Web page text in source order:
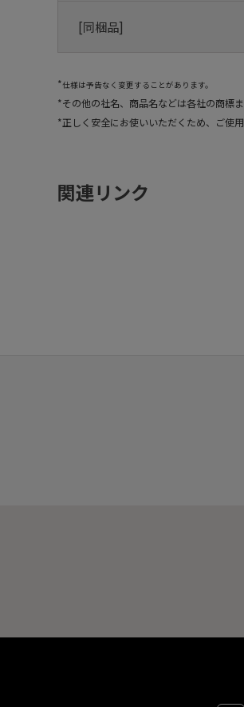
[同梱品]
仕様は予告なく変更することがあります。
その他の社名、商品名などは各社の商標ま
正しく安全にお使いいただくため、ご使
関連リンク